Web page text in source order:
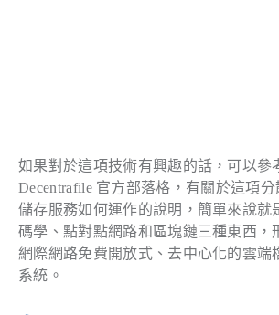
如果對於這項技術有興趣的話，可以參
Decentrafile 官方部落格，有關於這項
儲存服務如何運作的說明，簡單來說就
碼學、點對點網路和區塊鏈三種東西，
網際網路免費開放式、去中心化的雲端
系統。